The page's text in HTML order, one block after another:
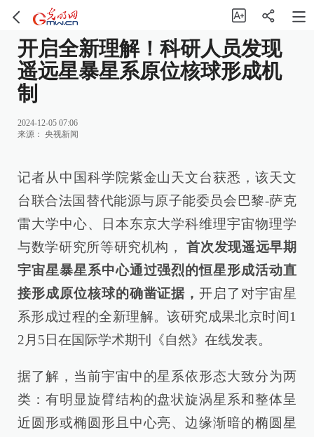
开启全新理解！科研人员发现
遥远星暴星系原位核球形成机
制
2024-12-05 07:06
来源： 央视新闻
记者从中国科学院紫金山天文台获悉，该天文
台联合法国替代能源与原子能委员会巴黎-萨克
雷大学中心、日本东京大学科维理宇宙物理学
与数学研究所等研究机构，
首次发现遥远早期
宇宙星暴星系中心通过强烈的恒星形成活动直
接形成原位核球的确凿证据，开启了对宇宙星
系形成过程的全新理解。该研究成果北京时间1
2月5日在国际学术期刊《自然》在线发表。
据了解，当前宇宙中的星系依形态大致分为两
类：有明显旋臂结构的盘状旋涡星系和整体呈
近圆形或椭圆形且中心亮、边缘渐暗的椭圆星